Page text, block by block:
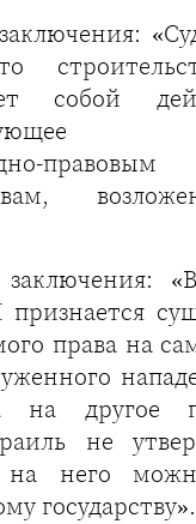
собой
правовым
права на
на другое
не
на него
государству».